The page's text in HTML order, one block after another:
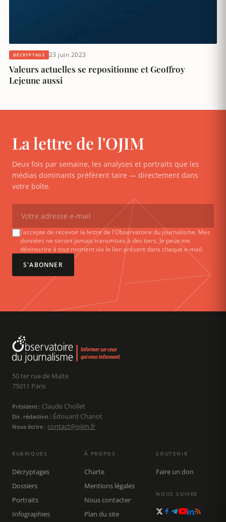
DÉCRYPTAGE 23 juin 2023
Valeurs actuelles se repositionne et Geoffroy
Lejeune aussi
La lettre de l'OJIM
Deux fois par semaine, les analyses et portraits que les
médias dominants préfèrent taire — directement dans
votre boîte.
J'accepte de recevoir la lettre de l'Observatoire du journalisme. Mes
données ne seront jamais transmises à des tiers. Je peux me
désinscrire à tout moment via le lien présent dans chaque e-mail.
S'ABONNER
50 ter rue de Malte
75011 Paris
Président : Claude Chollet
Dir. rédaction : Édouard Chanot
Nous écrire : contact@ojim.fr
RUBRIQUES
Décryptages
Dossiers
Portraits
Infographies
À PROPOS
Charte
Mentions légales
Nous contacter
Plan du site
SOUTENIR
Faire un don
NOUS SUIVRE